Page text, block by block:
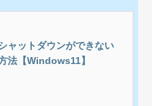
ャットダウンができない
法【Windows11】